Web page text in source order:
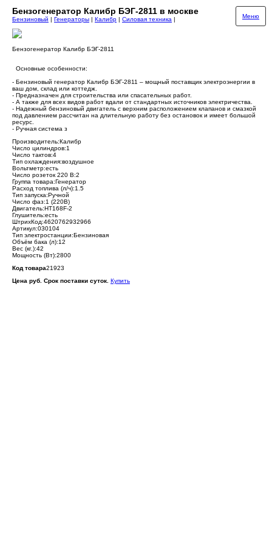
Бензогенератор Калибр БЭГ-2811 в москве
Меню
Бензиновый | Генераторы | Калибр | Силовая техника |
Бензогенератор Калибр БЭГ-2811
Основные особенности:
- Бензиновый генератор Калибр БЭГ-2811 – мощный поставщик электроэнергии в
ваш дом, склад или коттедж.
- Предназначен для строительства или спасательных работ.
- А также для всех видов работ вдали от стандартных источников электричества.
- Надежный бензиновый двигатель с верхним расположением клапанов и смазкой
под давлением рассчитан на длительную работу без остановок и имеет большой
ресурс.
- Ручная система з
Производитель:Калибр
Число цилиндров:1
Число тактов:4
Тип охлаждения:воздушное
Вольтметр:есть
Число розеток 220 В:2
Группа товара:Генератор
Расход топлива (л/ч):1.5
Тип запуска:Ручной
Число фаз:1 (220В)
Двигатель:HT168F-2
Глушитель:есть
ШтрихКод:4620762932966
Артикул:030104
Тип электростанции:Бензиновая
Объём бака (л):12
Вес (кг.):42
Мощность (Вт):2800
Код товара21923
Цена руб. Срок поставки суток. Купить